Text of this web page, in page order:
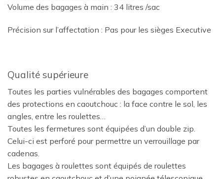
Volume des bagages à main : 34 litres /sac
Précision sur l’affectation : Pas pour les sièges Executive
Qualité supérieure
Toutes les parties vulnérables des bagages comportent
des protections en caoutchouc : la face contre le sol, les
angles, entre les roulettes…
Toutes les fermetures sont équipées d’un double zip.
Celui-ci est perforé pour permettre un verrouillage par
cadenas.
Les bagages à roulettes sont équipés de roulettes